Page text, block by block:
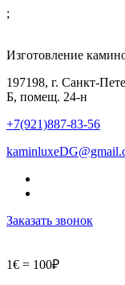
;
Изготовление
197198, г. Санкт-
Б, помещ. 24-н
+7(921)887-83-56
Заказать звонок
1€ = 100₽